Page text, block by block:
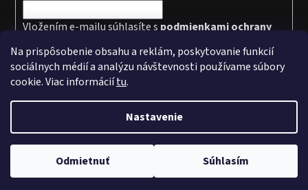
Na prispôsobenie obsahu a reklám, poskytovanie funkcií
sociálnych médií a analýzu návštevnosti používame súbory
cookie. Viac informáciítu.
Nastavenie
Odmietnuť Súhlasím
Vložením e-mailu súhlasíte spodmienkami ochrany
PRIHLÁSIŤ SA
Vytvoril Shoptet a
Adatelier
Copyright 2026Level3Divers
. Všetky práva vyhradené.
Upraviť nastavenie cookies